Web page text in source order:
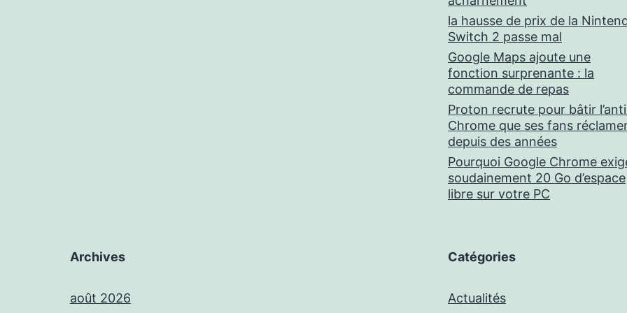
la hausse de prix de la
Switch 2 passe mal
Google Maps ajoute une
fonction surprenante : la
commande de repas
Proton recrute pour bâtir
Chrome que ses fans
depuis des années
Pourquoi Google Chrome
soudainement 20 Go d’espace
libre sur votre PC
Archives
août 2026
Catégories
Actualités